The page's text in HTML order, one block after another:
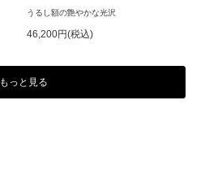
うるし額の艶やかな光沢
46,200円(税込)
もっと見る